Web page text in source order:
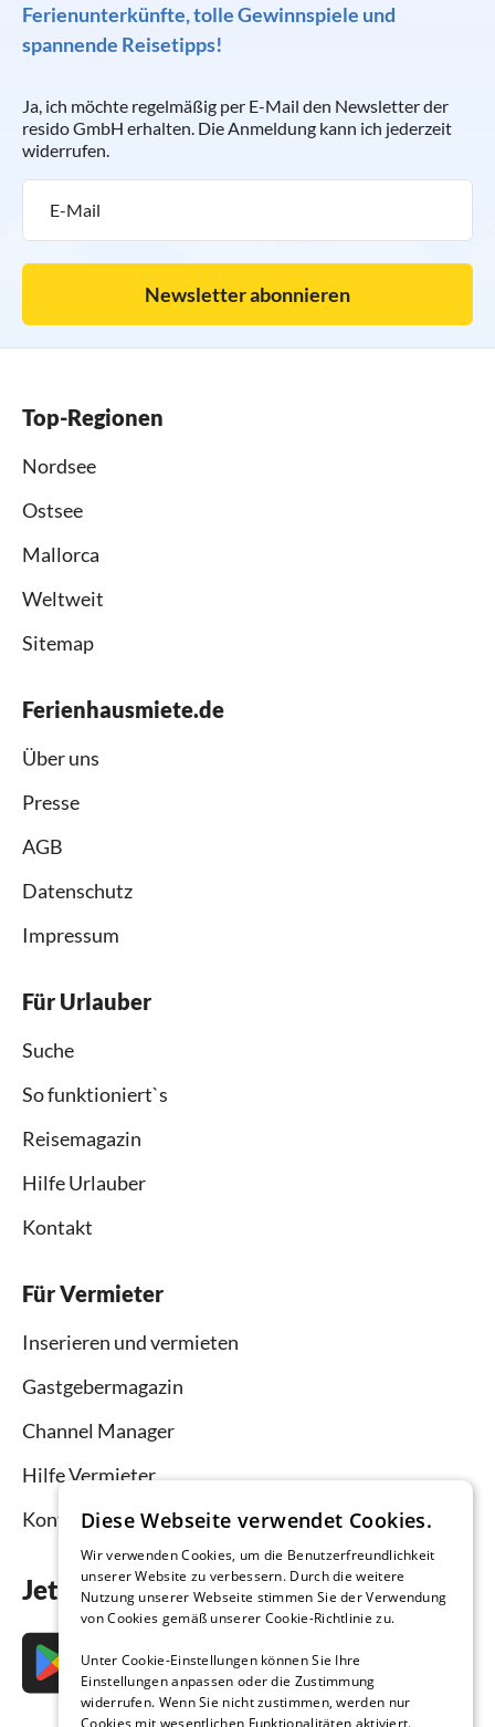
Ferienunterkünfte, tolle Gewinnspiele und
spannende Reisetipps!
Ja, ich möchte regelmäßig per E-Mail den Newsletter der
resido GmbH erhalten. Die Anmeldung kann ich jederzeit
widerrufen.
Newsletter abonnieren
Top-Regionen
Nordsee
Ostsee
Mallorca
Weltweit
Sitemap
Ferienhausmiete.de
Über uns
Presse
AGB
Datenschutz
Impressum
Für Urlauber
Suche
So funktioniert`s
Reisemagazin
Hilfe Urlauber
Kontakt
Für Vermieter
Inserieren und vermieten
Gastgebermagazin
Channel Manager
Hilfe Vermieter
Kontakt
Jetzt die App downloaden
Diese Webseite verwendet Cookies.
Wir verwenden Cookies, um die Benutzerfreundlichkeit
unserer Website zu verbessern. Durch die weitere
Nutzung unserer Webseite stimmen Sie der Verwendung
von Cookies gemäß unserer Cookie-Richtlinie zu.
Unter Cookie-Einstellungen können Sie Ihre
Einstellungen anpassen oder die Zustimmung
widerrufen. Wenn Sie nicht zustimmen, werden nur
Cookies mit wesentlichen Funktionalitäten aktiviert.